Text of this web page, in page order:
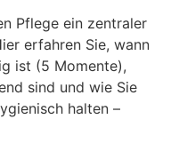
Pflege ein zentraler
erfahren Sie, wann
ist (5 Momente),
sind und wie Sie
halten –